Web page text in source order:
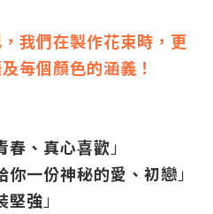
我們在製作花束時，更
每個顏色的涵義！
春、真心喜歡 」
你一份神秘的愛、初戀 」
堅強 」